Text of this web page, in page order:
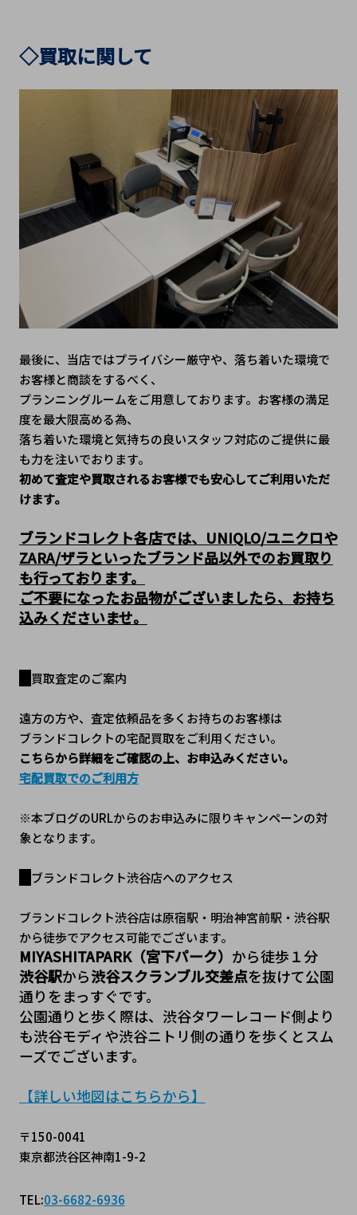
◇買取に関して
最後に、当店ではプライバシー厳守や、落ち着いた環境で
お客様と商談をするべく、
プランニングルームをご用意しております。お客様の満足
度を最大限高める為、
落ち着いた環境と気持ちの良いスタッフ対応のご提供に最
も力を注いでおります。
初めて査定や買取されるお客様でも安心してご利用いただ
けます。
ブランドコレクト各店では、UNIQLO/ユニクロや
ZARA/ザラといったブランド品以外でのお買取り
も行っております。
ご不要になったお品物がございましたら、お持ち
込みくださいませ。
買取査定のご案内
遠方の方や、査定依頼品を多くお持ちのお客様は
ブランドコレクトの宅配買取をご利用ください。
こちらから詳細をご確認の上、お申込みください。
宅配買取でのご利用方
※本ブログのURLからのお申込みに限りキャンペーンの対
象となります。
ブランドコレクト渋谷店へのアクセス
ブランドコレクト渋谷店は原宿駅・明治神宮前駅・渋谷駅
から徒歩でアクセス可能でございます。
MIYASHITAPARK（宮下パーク） から徒歩１分
渋谷駅から渋谷スクランブル交差点を抜けて公園
通りをまっすぐです。
公園通りと歩く際は、渋谷タワーレコード側より
も渋谷モディや渋谷ニトリ側の通りを歩くとスム
ーズでございます。
【詳しい地図はこちらから】
〒150-0041
東京都渋谷区神南1-9-2
TEL:03-6682-6936